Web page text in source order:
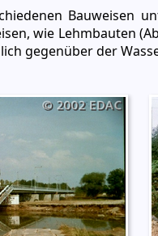
Bauweisen
wie Lehmbauten
gegenüber der